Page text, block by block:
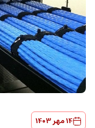
14 مهر 1403